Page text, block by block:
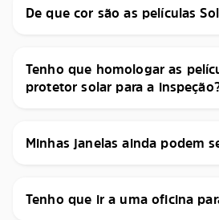
De que cor são as películas
Tenho que homologar as
protetor solar para a
Minhas janelas ainda podem
Tenho que ir a uma oficina